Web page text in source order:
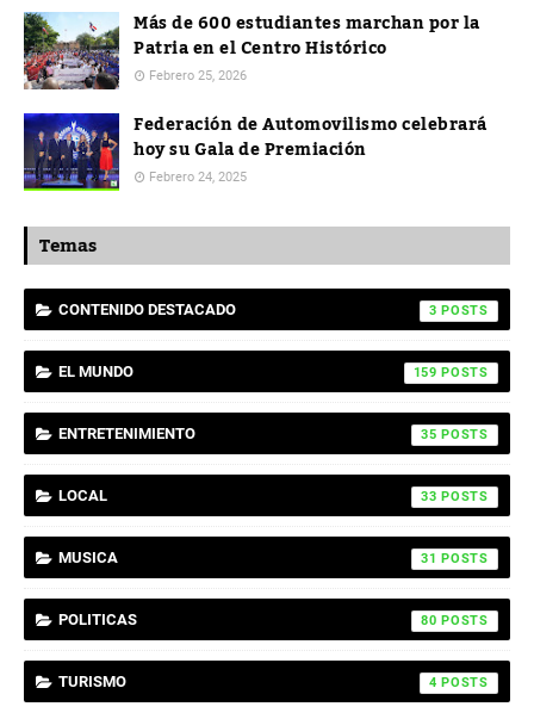
Más de 600 estudiantes marchan por la
Patria en el Centro Histórico
Febrero 25, 2026
Federación de Automovilismo celebrará
hoy su Gala de Premiación
Febrero 24, 2025
Temas
CONTENIDO DESTACADO 3
EL MUNDO 159
ENTRETENIMIENTO 35
LOCAL 33
MUSICA 31
POLITICAS 80
TURISMO 4